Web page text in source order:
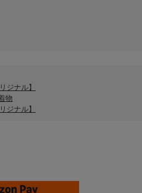
ジナル】
物
ジナル】